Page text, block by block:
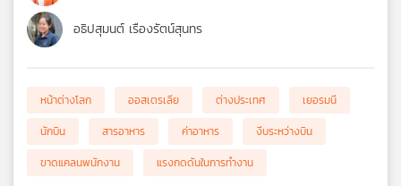
อธิปสุมนต์ เรืองรัตน์สุนทร
หน้าต่างโลก ออสเตรเลีย ต่างประเทศ
เยอรมนี
นักบิน
สารอาหาร ค่าอาหาร
งีบระหว่างบิน
ขาดแคลนพนักงาน
แรงกดดันในการทำงาน